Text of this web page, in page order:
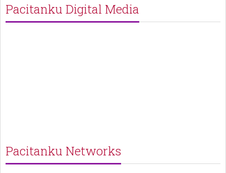
Pacitanku Digital Media
Pacitanku Networks